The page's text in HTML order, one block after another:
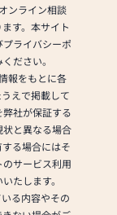
ンライン相談
す。本サイト
ライバシーポ
ださい。
報をもとに各
えで掲載して
社が保証する
と異なる場合
る場合にはそ
サービス利用
たします。
る内容やその